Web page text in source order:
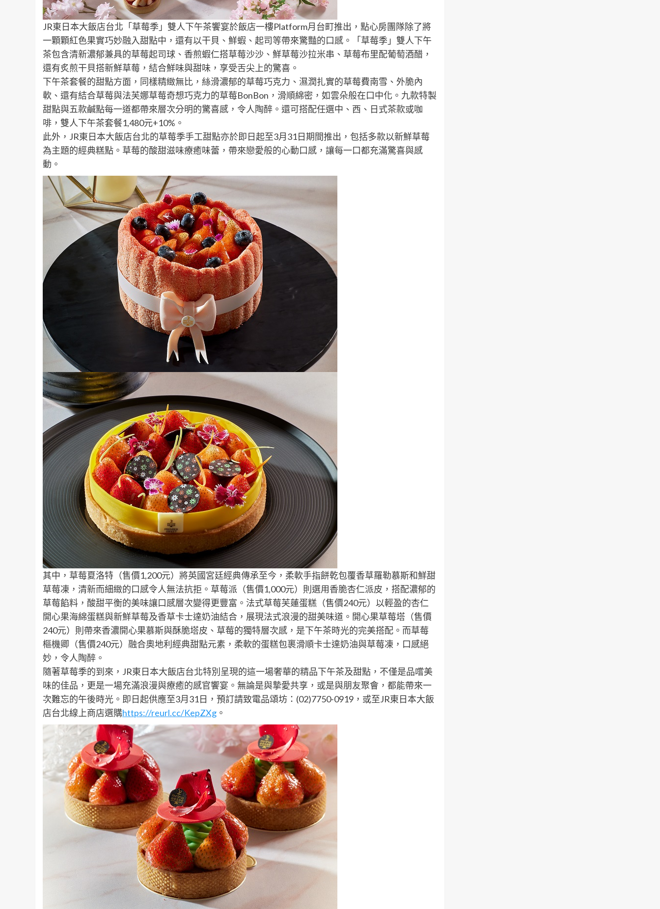
JR東日本大飯店台北「草莓季」雙人下午茶饗宴於飯店一樓Platform月台町推出，點心房團隊除了將
一顆顆紅色果實巧妙融入甜點中，還有以干貝、鮮蝦、起司等帶來驚豔的口感。「草莓季」雙人下午
茶包含清新濃郁兼具的草莓起司球、香煎蝦仁搭草莓沙沙、鮮草莓沙拉米串、草莓布里配葡萄酒醋，
還有炙煎干貝搭新鮮草莓，結合鮮味與甜味，享受舌尖上的驚喜。
下午茶套餐的甜點方面，同樣精緻無比，絲滑濃郁的草莓巧克力、濕潤扎實的草莓費南雪、外脆內
軟、還有結合草莓與法芙娜草莓奇想巧克力的草莓BonBon，滑順綿密，如雲朵般在口中化。九款特製
甜點與五款鹹點每一道都帶來層次分明的驚喜感，令人陶醉。還可搭配任選中、西、日式茶款或咖
啡，雙人下午茶套餐1,480元+10%。
此外，JR東日本大飯店台北的草莓季手工甜點亦於即日起至3月31日期間推出，包括多款以新鮮草莓
為主題的經典糕點。草莓的酸甜滋味療癒味蕾，帶來戀愛般的心動口感，讓每一口都充滿驚喜與感
動。
其中，草莓夏洛特（售價1,200元）將英國宮廷經典傳承至今，柔軟手指餅乾包覆香草羅勒慕斯和鮮甜
草莓凍，清新而細緻的口感令人無法抗拒。草莓派（售價1,000元）則選用香脆杏仁派皮，搭配濃郁的
草莓餡料，酸甜平衡的美味讓口感層次變得更豐富。法式草莓芙蓮蛋糕（售價240元）以輕盈的杏仁
開心果海綿蛋糕與新鮮草莓及香草卡士達奶油結合，展現法式浪漫的甜美味道。開心果草莓塔（售價
240元）則帶來香濃開心果慕斯與酥脆塔皮、草莓的獨特層次感，是下午茶時光的完美搭配。而草莓
樞機卿（售價240元）融合奧地利經典甜點元素，柔軟的蛋糕包裹滑順卡士達奶油與草莓凍，口感絕
妙，令人陶醉。
隨著草莓季的到來，JR東日本大飯店台北特別呈現的這一場奢華的精品下午茶及甜點，不僅是品嚐美
味的佳品，更是一場充滿浪漫與療癒的感官饗宴。無論是與摯愛共享，或是與朋友聚會，都能帶來一
次難忘的午後時光。即日起供應至3月31日，預訂請致電品頌坊：(02)7750-0919，或至JR東日本大飯
店台北線上商店選購https://reurl.cc/KepZXg 。